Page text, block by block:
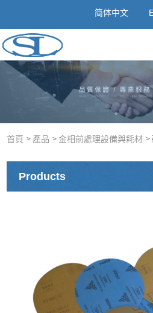
壓克力樹脂廠商｜冷埋樹脂、壓克力粉-
简体中文
首頁 產品 金相前處理設備與耗材
Products